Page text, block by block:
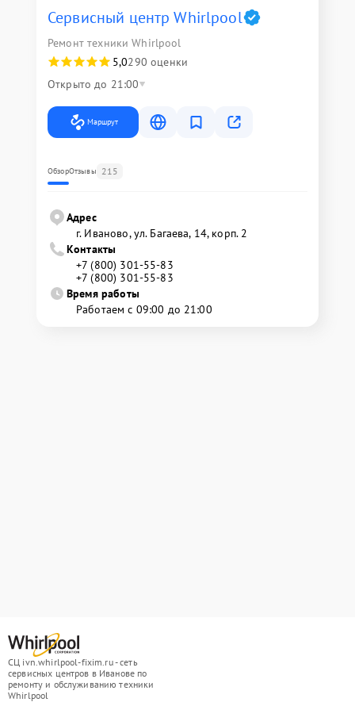
Сервисный центр Whirlpool
Ремонт техники Whirlpool
5,0290 оценки
Открыто до 21:00
Маршрут
ОбзорОтзывы 215
Адрес
г. Иваново, ул. Багаева, 14, корп. 2
Контакты
+7 (800) 301-55-83
+7 (800) 301-55-83
Время работы
Работаем с 09:00 до 21:00
СЦ ivn.whirlpool-fixim.ru - сеть
сервисных центров в Иванове по
ремонту и обслуживанию техники
Whirlpool